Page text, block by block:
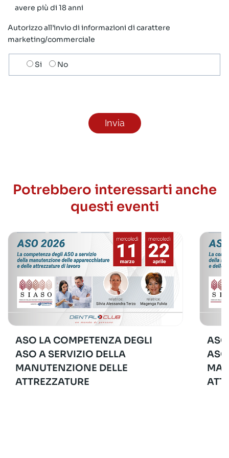
avere più di 18 anni
Autorizzo all’invio di informazioni di carattere
marketing/commerciale
Scelta
invio
Si No
Potrebbero interessarti anche
questi eventi
ASO LA COMPETENZA DEGLI
ASO A SERVIZIO DELLA
MANUTENZIONE DELLE
ATTREZZATURE